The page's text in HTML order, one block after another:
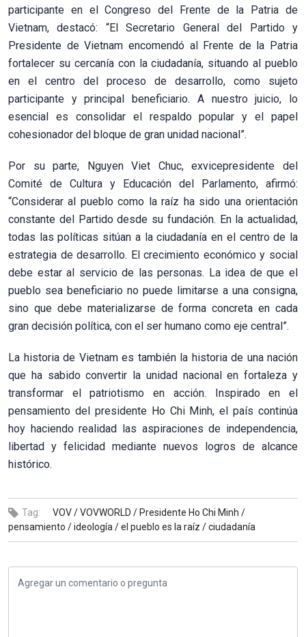
participante en el Congreso del Frente de la Patria de
Vietnam, destacó: “El Secretario General del Partido y
Presidente de Vietnam encomendó al Frente de la Patria
fortalecer su cercanía con la ciudadanía, situando al pueblo
en el centro del proceso de desarrollo, como sujeto
participante y principal beneficiario. A nuestro juicio, lo
esencial es consolidar el respaldo popular y el papel
cohesionador del bloque de gran unidad nacional”.
Por su parte, Nguyen Viet Chuc, exvicepresidente del
Comité de Cultura y Educación del Parlamento, afirmó:
“Considerar al pueblo como la raíz ha sido una orientación
constante del Partido desde su fundación. En la actualidad,
todas las políticas sitúan a la ciudadanía en el centro de la
estrategia de desarrollo. El crecimiento económico y social
debe estar al servicio de las personas. La idea de que el
pueblo sea beneficiario no puede limitarse a una consigna,
sino que debe materializarse de forma concreta en cada
gran decisión política, con el ser humano como eje central”.
La historia de Vietnam es también la historia de una nación
que ha sabido convertir la unidad nacional en fortaleza y
transformar el patriotismo en acción. Inspirado en el
pensamiento del presidente Ho Chi Minh, el país continúa
hoy haciendo realidad las aspiraciones de independencia,
libertad y felicidad mediante nuevos logros de alcance
histórico.
Tag: VOV /VOVWORLD / Presidente Ho Chi Minh /
pensamiento /ideología /el pueblo es la raíz /ciudadanía